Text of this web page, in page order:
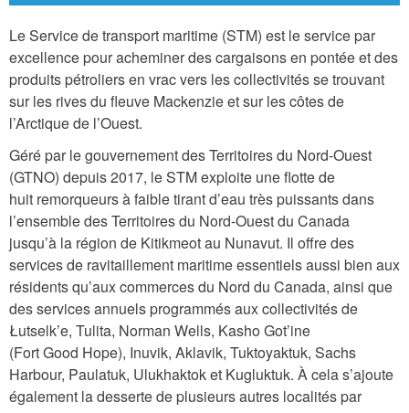
Le Service de transport maritime (STM) est le service par
excellence pour acheminer des cargaisons en pontée et des
produits pétroliers en vrac vers les collectivités se trouvant
sur les rives du fleuve Mackenzie et sur les côtes de
l’Arctique de l’Ouest.
Géré par le gouvernement des Territoires du Nord-Ouest
(GTNO) depuis 2017, le STM exploite une flotte de
huit remorqueurs à faible tirant d’eau très puissants dans
l’ensemble des Territoires du Nord-Ouest du Canada
jusqu’à la région de Kitikmeot au Nunavut. Il offre des
services de ravitaillement maritime essentiels aussi bien aux
résidents qu’aux commerces du Nord du Canada, ainsi que
des services annuels programmés aux collectivités de
Łutselk’e, Tulita, Norman Wells, Kasho Got’ine
(Fort Good Hope), Inuvik, Aklavik, Tuktoyaktuk, Sachs
Harbour, Paulatuk, Ulukhaktok et Kugluktuk. À cela s’ajoute
également la desserte de plusieurs autres localités par